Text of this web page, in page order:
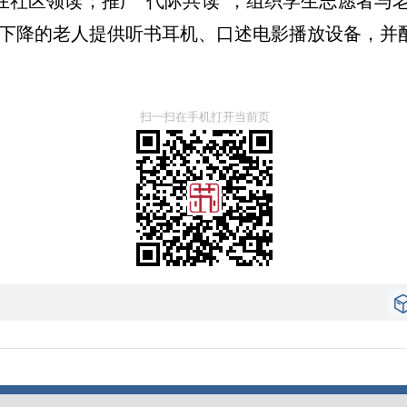
降的老人提供听书耳机、口述电影播放设备，并
扫一扫在手机打开当前页